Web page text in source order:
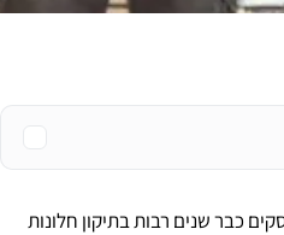
כבר שנים רבות בתיקון חלונות